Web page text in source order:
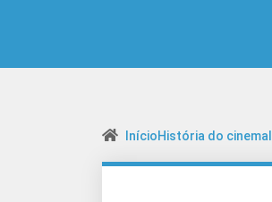
InícioHistória do cinema